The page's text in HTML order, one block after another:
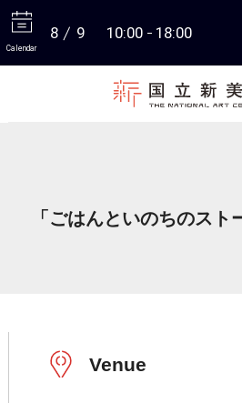
Calendar
8 9 10:00 18:00
「ごはんといのちのスト
Venue